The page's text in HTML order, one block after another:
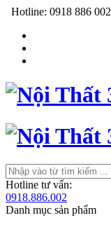
Hotline: 0918 886 002
Hotline tư vấn:
0918.886.002
Danh mục sản phẩm